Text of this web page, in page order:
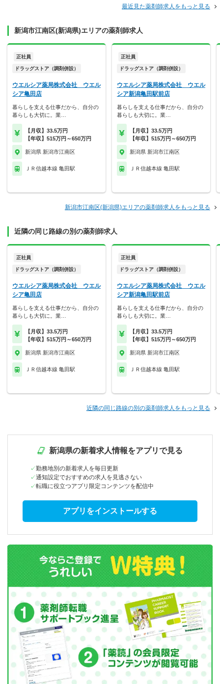
最近見た薬剤師求人をもっと見る
新潟市江南区(新潟県)エリアの薬剤師求人
正社員
ドラッグストア（調剤併設）
ウエルシア薬局株式会社 ウエル
シア亀田店
暮らしを支える仕事だから、自分の
暮らしも大切に。業…
【月収】33.5万円
【年収】515万円～650万円
新潟県 新潟市江南区
ＪＲ信越本線 亀田駅
正社員
ドラッグストア（調剤併設）
ウエルシア薬局株式会社 ウエル
シア新潟亀田駅前店
暮らしを支える仕事だから、自分の
暮らしも大切に。業…
【月収】33.5万円
【年収】515万円～650万円
新潟県 新潟市江南区
ＪＲ信越本線 亀田駅
新潟市江南区(新潟県)エリアの薬剤師求人をもっと見る
近隣の同じ路線の別の薬剤師求人
正社員
ドラッグストア（調剤併設）
ウエルシア薬局株式会社 ウエル
シア亀田店
暮らしを支える仕事だから、自分の
暮らしも大切に。業…
【月収】33.5万円
【年収】515万円～650万円
新潟県 新潟市江南区
ＪＲ信越本線 亀田駅
正社員
ドラッグストア（調剤併設）
ウエルシア薬局株式会社 ウエル
シア新潟亀田駅前店
暮らしを支える仕事だから、自分の
暮らしも大切に。業…
【月収】33.5万円
【年収】515万円～650万円
新潟県 新潟市江南区
ＪＲ信越本線 亀田駅
近隣の同じ路線の別の薬剤師求人をもっと見る
新潟県の新着求人情報をアプリで見る
勤務地別の新着求人を毎日更新
通知設定でおすすめの求人を見逃さない
転職に役立つアプリ限定コンテンツを配信中
アプリをインストールする